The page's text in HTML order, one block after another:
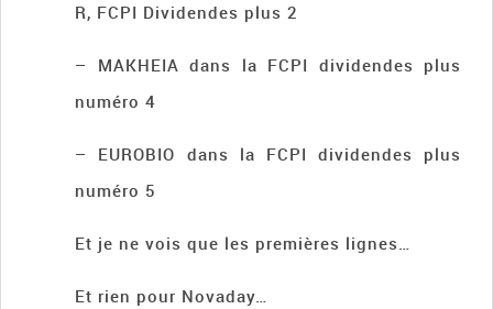
R, FCPI Dividendes plus 2
– MAKHEIA dans la FCPI dividendes plus
numéro 4
– EUROBIO dans la FCPI dividendes plus
numéro 5
Et je ne vois que les premières lignes…
Et rien pour Novaday…